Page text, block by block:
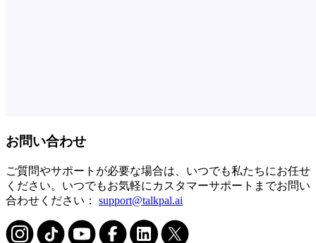
お問い合わせ
ご質問やサポートが必要な場合は、いつでも私たちにお任せ
ください。いつでもお気軽にカスタマーサポートまでお問い
合わせください： support@talkpal.ai